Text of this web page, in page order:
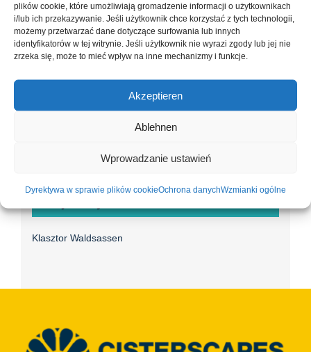
plików cookie, które umożliwiają gromadzenie informacji o użytkownikach
i/lub ich przekazywanie. Jeśli użytkownik chce korzystać z tych technologii,
możemy przetwarzać dane dotyczące surfowania lub innych
identyfikatorów w tej witrynie. Jeśli użytkownik nie wyrazi zgody lub jej nie
zrzeka się, może to mieć wpływ na inne mechanizmy i funkcje.
Akzeptieren
Ablehnen
Wprowadzanie ustawień
Dyrektywa w sprawie plików cookieOchrona danychWzmianki ogólne
Szczegóły
Data:
Wydarzenie kategorie:
Klasztor Waldsassen